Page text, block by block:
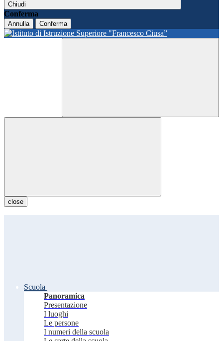
Chiudi
Conferma
Annulla Conferma
close
Scuola
Panoramica
Presentazione
I luoghi
Le persone
I numeri della scuola